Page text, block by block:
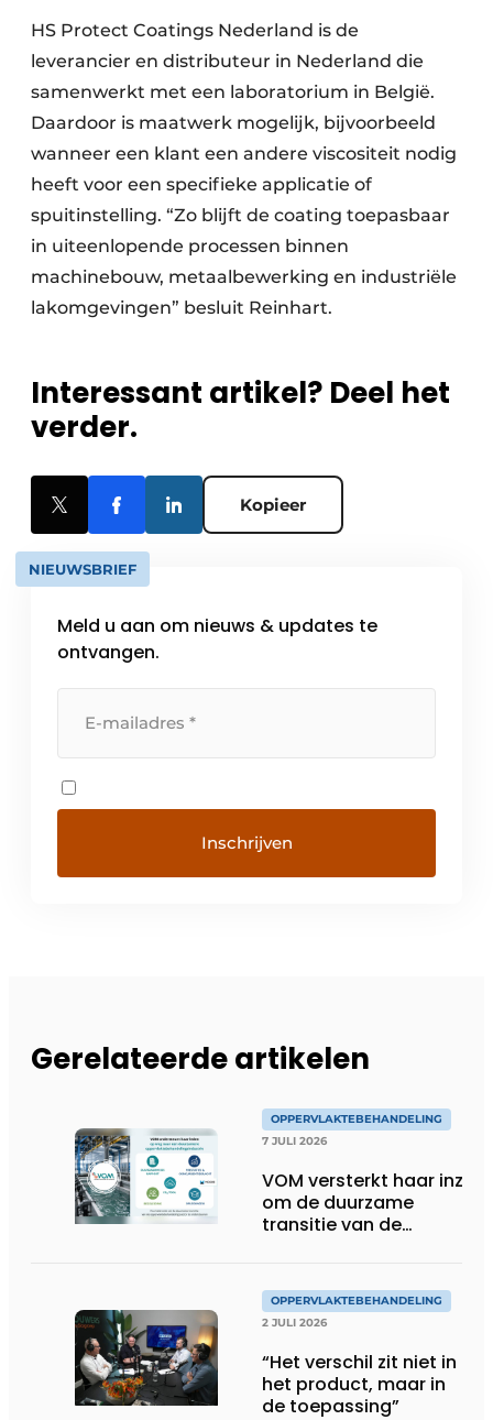
HS Protect Coatings Nederland is de
leverancier en distributeur in Nederland die
samenwerkt met een laboratorium in België.
Daardoor is maatwerk mogelijk, bijvoorbeeld
wanneer een klant een andere viscositeit nodig
heeft voor een specifieke applicatie of
spuitinstelling. “Zo blijft de coating toepasbaar
in uiteenlopende processen binnen
machinebouw, metaalbewerking en industriële
lakomgevingen” besluit Reinhart.
Interessant artikel? Deel het
verder.
Kopieer
NIEUWSBRIEF
Meld u aan om nieuws & updates te
ontvangen.
Gerelateerde artikelen
OPPERVLAKTEBEHANDELING
7 JULI 2026
VOM versterkt haar inzet
om de duurzame
transitie van de
OPPERVLAKTEBEHANDELING
2 JULI 2026
“Het verschil zit niet in
het product, maar in
de toepassing”